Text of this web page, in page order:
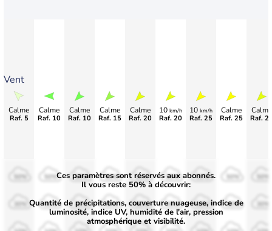
Vent
Calme
Raf. 5
Calme
Raf. 10
Calme
Raf. 10
Calme
Raf. 15
Calme
Raf. 20
10 km/h
Raf. 20
10 km/h
Raf. 25
Calme
Raf. 25
Calme
Raf.
50%
30%
50%
30%
50%
30%
50%
30%
50%
30%
50%
30%
50%
30%
Ces paramètres sont réservés aux abonnés.
Il vous reste 50% à découvrir:
Quantité de précipitations, couverture nuageuse, indice de
luminosité, indice UV, humidité de l'air, pression
atmosphérique et visibilité.